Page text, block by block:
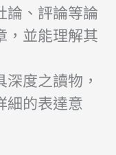
論、評論等論
，並能理解其
度之讀物，
細的表達意